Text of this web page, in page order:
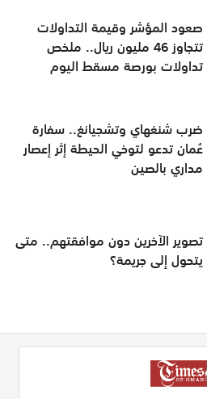
صعود المؤشر وقيمة التداولات
تتجاوز 46 مليون ريال.. ملخص
تداولات بورصة مسقط اليوم
ضرب شنغهاي وتشجيانغ.. سفارة
عُمان تدعو لتوخي الحيطة إثر إعصار
مداري بالصين
تصوير الآخرين دون موافقتهم.. متى
يتحول إلى جريمة؟